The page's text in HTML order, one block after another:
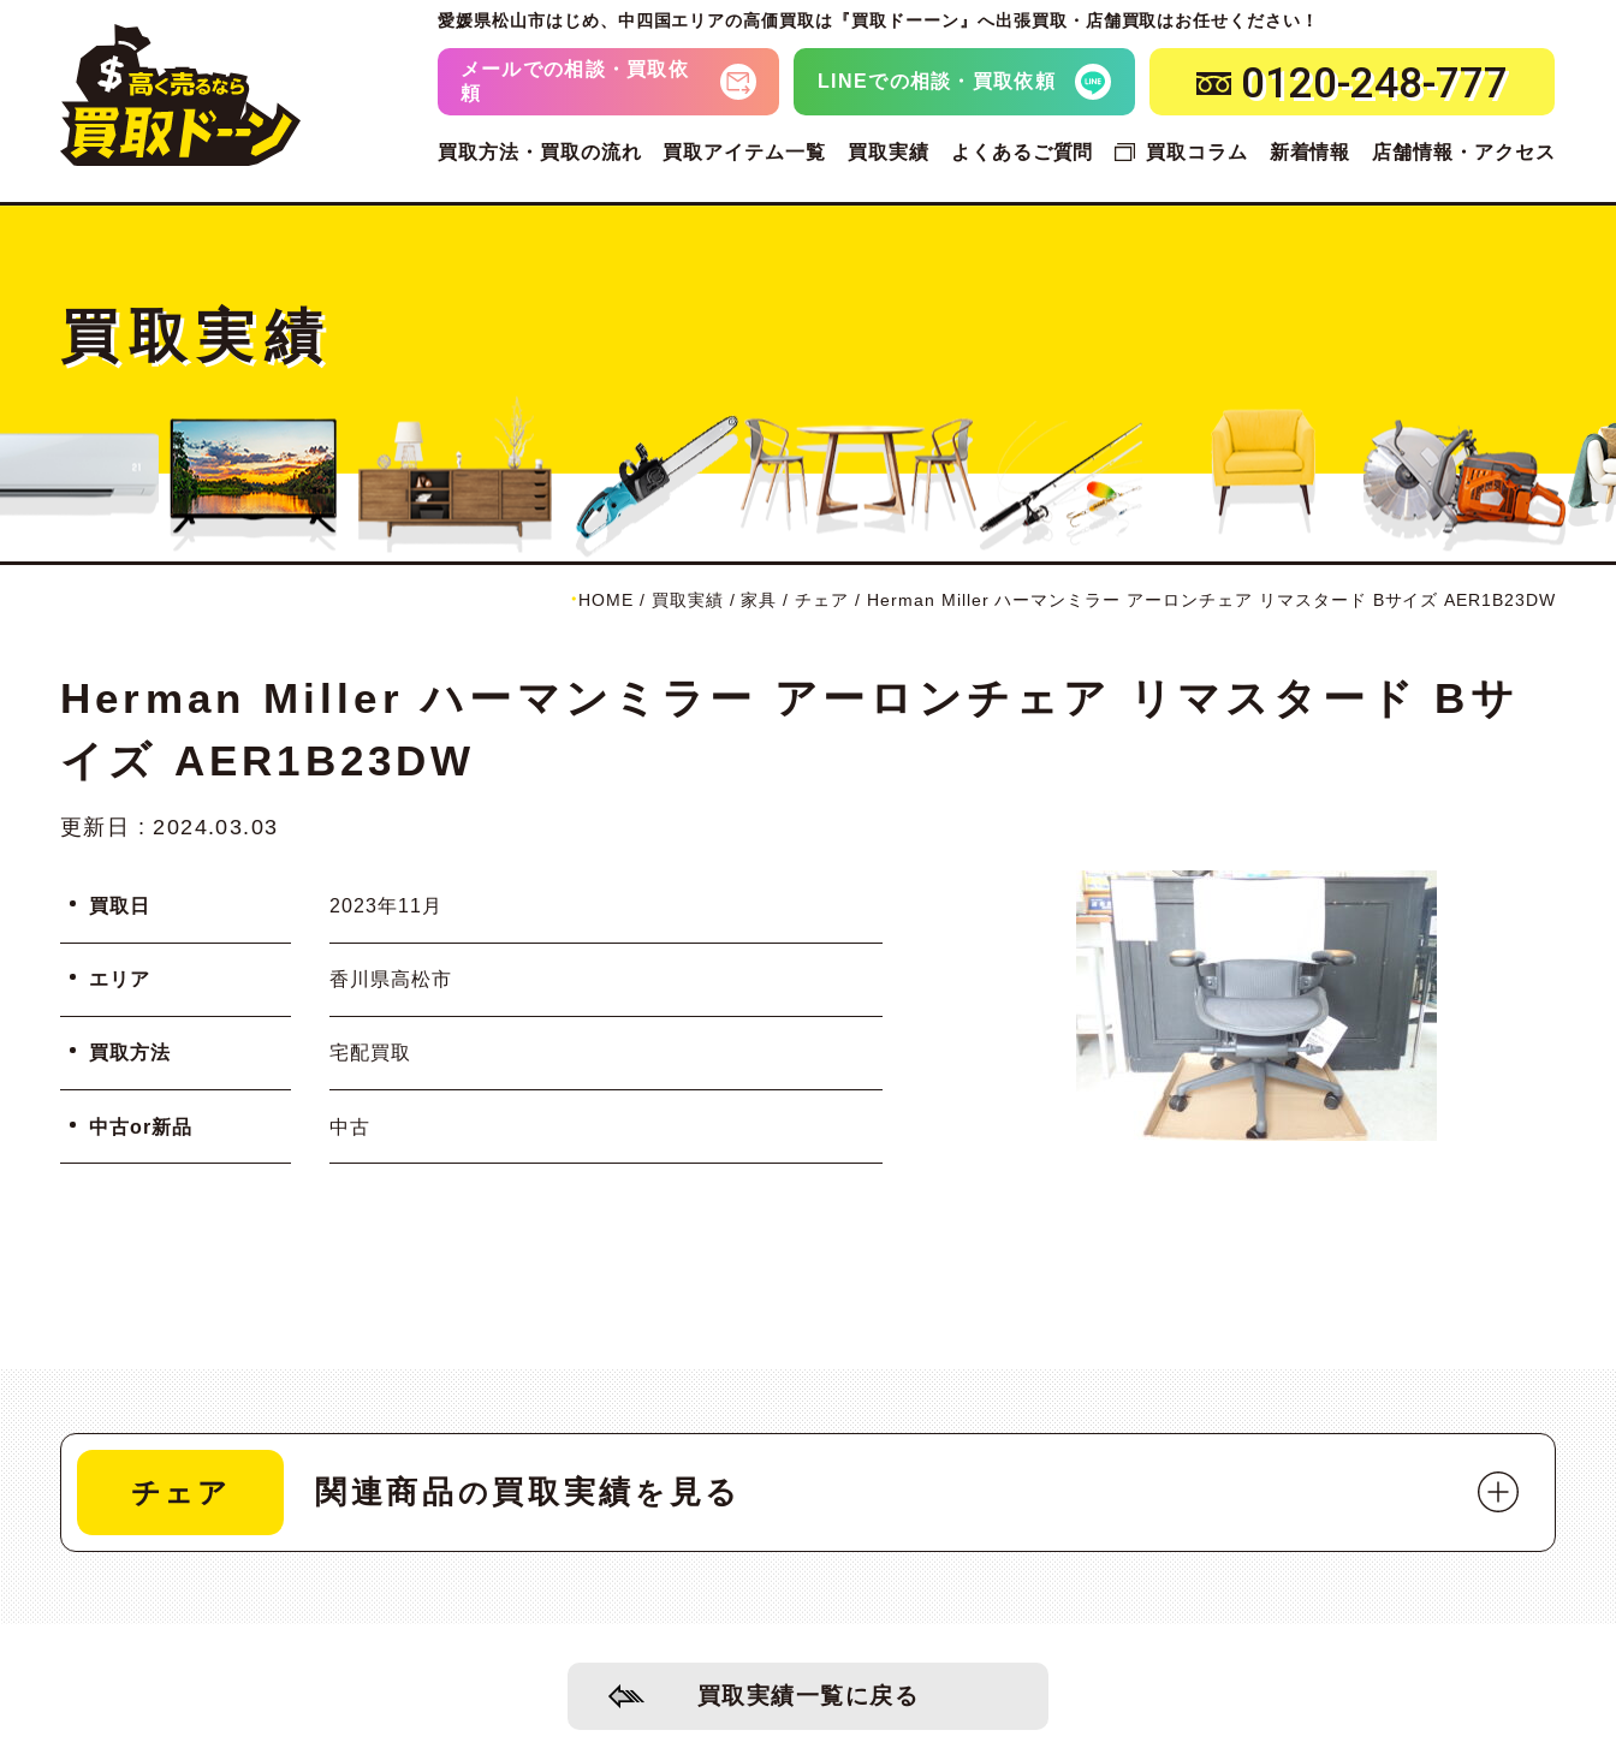
愛媛県松山市はじめ、 中四国エリアの高価買取は『買取ドーーン』へ出張買取・店舗買取はお任せください！
メールでの相談・買取依
頼
LINEでの相談・買取依頼 0120-248-777
買取方法・買取の流れ 買取アイテム一覧 買取実績 よくあるご質問 買取コラム 新着情報 店舗情報・アクセス
買取実績
HOME / 買取実績 /家具 /チェア / Herman Miller ハーマンミラー アーロンチェア リマスタード Bサイズ AER1B23DW
Herman Miller ハーマンミラー アーロンチェア リマスタード Bサ
イズ AER1B23DW
更新日 : 2024.03.03
買取日 2023年11月
エリア 香川県高松市
買取方法 宅配買取
中古or新品 中古
チェア 関連商品の 買取実績を 見る
買取実績一覧に戻る